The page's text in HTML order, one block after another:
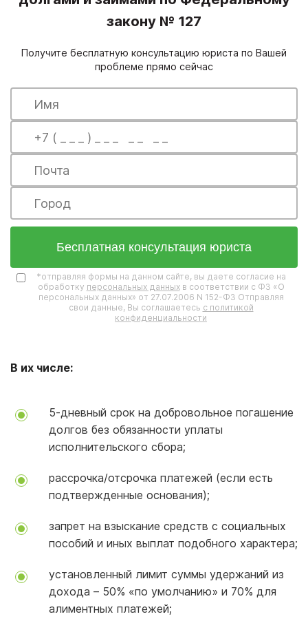
закону № 127
Получите бесплатную консультацию юриста по Вашей
проблеме прямо сейчас
Бесплатная консультация юриста
*отправляя формы на данном сайте, вы даете согласие на
обработку персональных данныхв соответствии с ФЗ «О
персональных данных» от 27.07.2006 N 152-ФЗ Отправляя
свои данные, Вы соглашаетесь с политикой
конфиденциальности
В их числе:
5-дневный срок на добровольное погашение
долгов без обязанности уплаты
исполнительского сбора;
рассрочка/отсрочка платежей (если есть
подтвержденные основания);
запрет на взыскание средств с социальных
пособий и иных выплат подобного характера;
установленный лимит суммы удержаний из
дохода – 50% «по умолчанию» и 70% для
алиментных платежей;